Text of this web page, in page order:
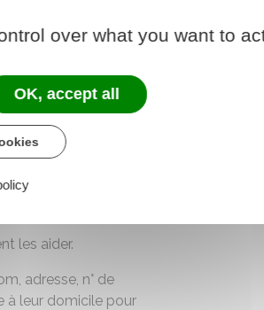
seules ou en couple
de l’allocation
(ACTP), d’une
ou d’une
infirmière à
les aider.
adresse, n° de
à leur domicile pour
https://
over what you want to
OK, accept all